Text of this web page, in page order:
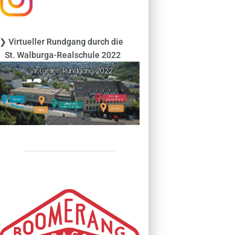
❯ Virtueller Rundgang durch die
St. Walburga-Realschule 2022